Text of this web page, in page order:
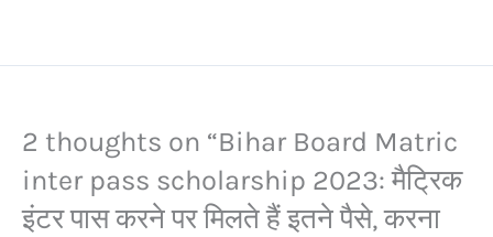
2 thoughts on “Bihar Board Matric
inter pass scholarship 2023: मैट्रिक
इंटर पास करने पर मिलते हैं इतने पैसे, करना